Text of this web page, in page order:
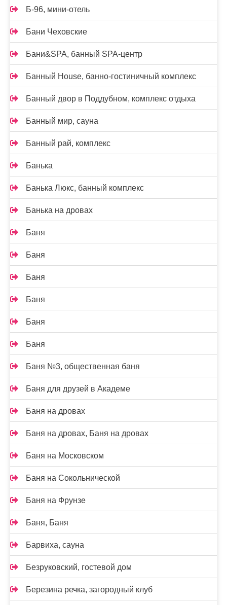
Б-96, мини-отель
Бани Чеховские
Бани&SPA, банный SPA-центр
Банный House, банно-гостиничный комплекс
Банный двор в Поддубном, комплекс отдыха
Банный мир, сауна
Банный рай, комплекс
Банька
Банька Люкс, банный комплекс
Банька на дровах
Баня
Баня
Баня
Баня
Баня
Баня
Баня №3, общественная баня
Баня для друзей в Академе
Баня на дровах
Баня на дровах, Баня на дровах
Баня на Московском
Баня на Сокольнической
Баня на Фрунзе
Баня, Баня
Барвиха, сауна
Безруковский, гостевой дом
Березина речка, загородный клуб